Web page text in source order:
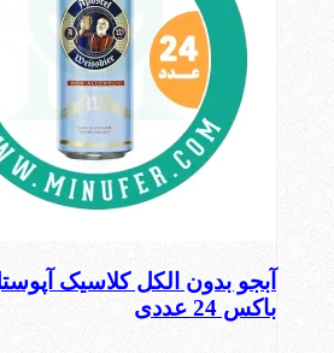
باکس 24 عددی